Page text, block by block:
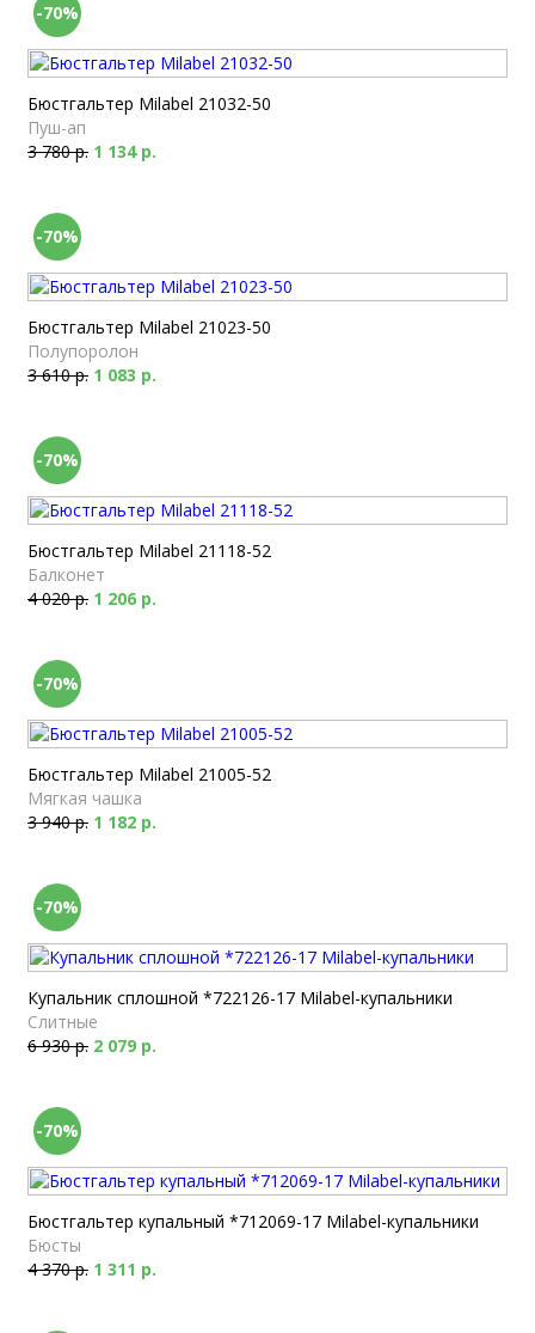
-70%
Бюстгальтер Milabel 21032-50
Пуш-ап
3 780 р. 1 134 р.
-70%
Бюстгальтер Milabel 21023-50
Полупоролон
3 610 р. 1 083 р.
-70%
Бюстгальтер Milabel 21118-52
Балконет
4 020 р. 1 206 р.
-70%
Бюстгальтер Milabel 21005-52
Мягкая чашка
3 940 р. 1 182 р.
-70%
Купальник сплошной *722126-17 Milabel-купальники
Слитные
6 930 р. 2 079 р.
-70%
Бюстгальтер купальный *712069-17 Milabel-купальники
Бюсты
4 370 р. 1 311 р.